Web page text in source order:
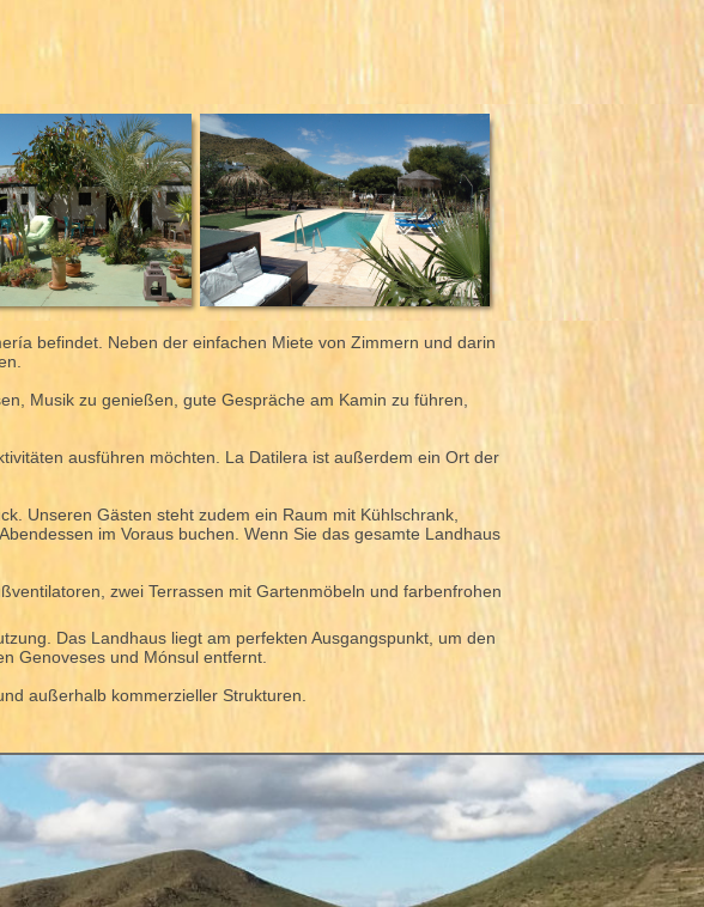
befindet. Neben der einfachen Miete von Zimmern und darin
Musik zu genießen, gute Gespräche am Kamin zu führen,
ausführen möchten. La Datilera ist außerdem ein Ort der
Unseren Gästen steht zudem ein Raum mit Kühlschrank,
im Voraus buchen. Wenn Sie das gesamte Landhaus
zwei Terrassen mit Gartenmöbeln und farbenfrohen
Das Landhaus liegt am perfekten Ausgangspunkt, um den
Genoveses und Mónsul entfernt.
außerhalb kommerzieller Strukturen.